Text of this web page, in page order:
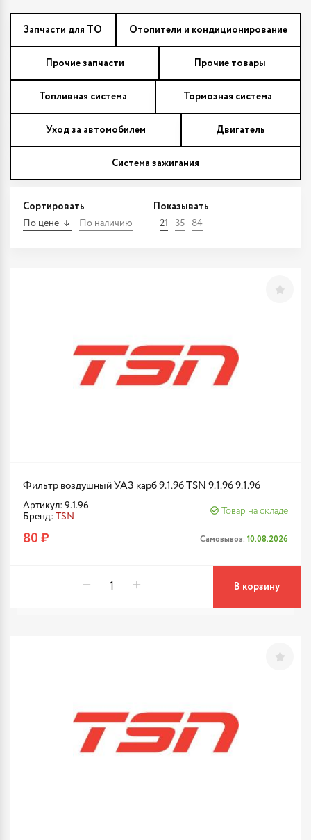
Запчасти для ТО Отопители и кондиционирование
Прочие запчасти Прочие товары
Топливная система Тормозная система
Уход за автомобилем Двигатель
Система зажигания
Сортировать
По цене По наличию
Показывать
21 35 84
Фильтр воздушный УАЗ карб 9.1.96 TSN 9.1.96 9.1.96
Артикул: 9.1.96
Бренд: TSN
Товар на складе
80 ₽ Самовывоз: 10.08.2026
В корзину